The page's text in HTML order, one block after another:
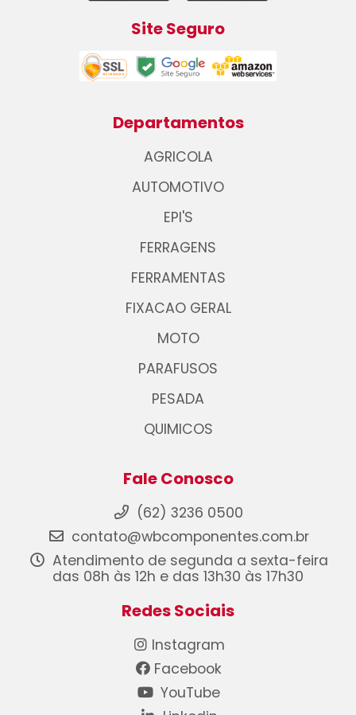
Site Seguro
Departamentos
AGRICOLA
AUTOMOTIVO
EPI'S
FERRAGENS
FERRAMENTAS
FIXACAO GERAL
MOTO
PARAFUSOS
PESADA
QUIMICOS
Fale Conosco
(62) 3236 0500
contato@wbcomponentes.com.br
Atendimento de segunda a sexta-feira
das 08h às 12h e das 13h30 às 17h30
Redes Sociais
Instagram
Facebook
YouTube